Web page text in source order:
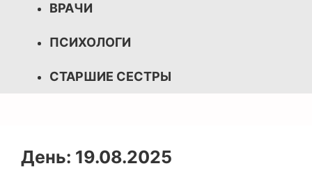
ВРАЧИ
ПСИХОЛОГИ
СТАРШИЕ СЕСТРЫ
День: 19.08.2025